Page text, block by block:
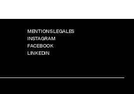
MENTIONS LEGALES
INSTAGRAM
FACEBOOK
LINKEDIN